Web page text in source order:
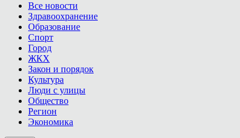
Все новости
Здравоохранение
Образование
Спорт
Город
ЖКХ
Закон и порядок
Культура
Люди с улицы
Общество
Регион
Экономика